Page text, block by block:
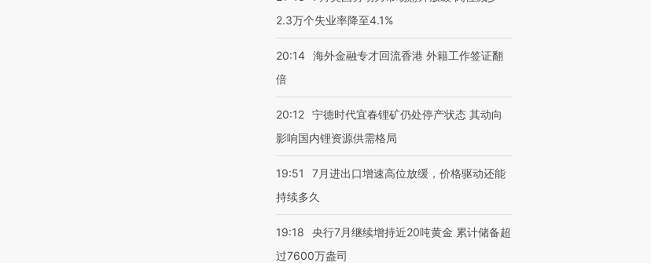
2.3万个失业率降至4.1%
20:14 海外金融专才回流香港 外籍工作签证翻
倍
20:12 宁德时代宜春锂矿仍处停产状态 其动向
影响国内锂资源供需格局
19:51
7月进出口增速高位放缓，价格驱动还能
持续多久
19:18
央行7月继续增持近20吨黄金 累计储备超
过7600万盎司